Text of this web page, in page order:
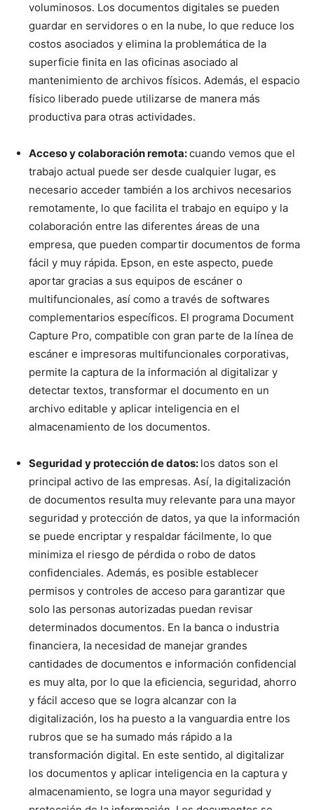
voluminosos. Los documentos digitales se pueden
guardar en servidores o en la nube, lo que reduce los
costos asociados y elimina la problemática de la
superficie finita en las oficinas asociado al
mantenimiento de archivos físicos. Además, el espacio
físico liberado puede utilizarse de manera más
productiva para otras actividades.
Acceso y colaboración remota:cuando vemos que el
trabajo actual puede ser desde cualquier lugar, es
necesario acceder también a los archivos necesarios
remotamente, lo que facilita el trabajo en equipo y la
colaboración entre las diferentes áreas de una
empresa, que pueden compartir documentos de forma
fácil y muy rápida. Epson, en este aspecto, puede
aportar gracias a sus equipos de escáner o
multifuncionales, así como a través de softwares
complementarios específicos. El programa Document
Capture Pro, compatible con gran parte de la línea de
escáner e impresoras multifuncionales corporativas,
permite la captura de la información al digitalizar y
detectar textos, transformar el documento en un
archivo editable y aplicar inteligencia en el
almacenamiento de los documentos.
Seguridad y protección de datos: los datos son el
principal activo de las empresas. Así, la digitalización
de documentos resulta muy relevante para una mayor
seguridad y protección de datos, ya que la información
se puede encriptar y respaldar fácilmente, lo que
minimiza el riesgo de pérdida o robo de datos
confidenciales. Además, es posible establecer
permisos y controles de acceso para garantizar que
solo las personas autorizadas puedan revisar
determinados documentos. En la banca o industria
financiera, la necesidad de manejar grandes
cantidades de documentos e información confidencial
es muy alta, por lo que la eficiencia, seguridad, ahorro
y fácil acceso que se logra alcanzar con la
digitalización, los ha puesto a la vanguardia entre los
rubros que se ha sumado más rápido a la
transformación digital. En este sentido, al digitalizar
los documentos y aplicar inteligencia en la captura y
almacenamiento, se logra una mayor seguridad y